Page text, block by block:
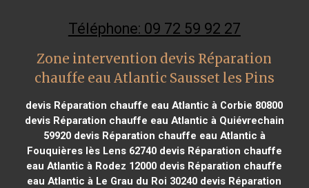
Téléphone: 09 72 59 92 27
Zone intervention devis Réparation
chauffe eau Atlantic Sausset les Pins
devis Réparation chauffe eau Atlantic à Corbie 80800
devis Réparation chauffe eau Atlantic à Quiévrechain
59920devis Réparation chauffe eau Atlantic à
Fouquières lès Lens 62740devis Réparation chauffe
eau Atlantic à Rodez 12000 devis Réparation chauffe
eau Atlantic à Le Grau du Roi 30240 devis Réparation